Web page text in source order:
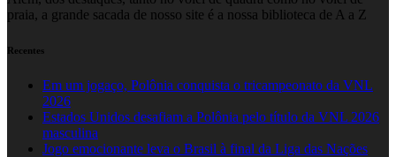
praia, a grande sacada de nosso site é a nossa biblioteca de A a Z
Recentes
Em um jogaço, Polônia conquista o tricampeonato da VNL
2026
Estados Unidos desafiam a Polônia pelo título da VNL 2026
masculina
Jogo emocionante leva o Brasil à final da Liga das Nações